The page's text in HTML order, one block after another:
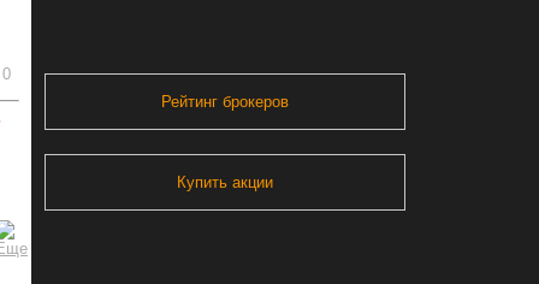
0
Рейтинг брокеров
Купить акции